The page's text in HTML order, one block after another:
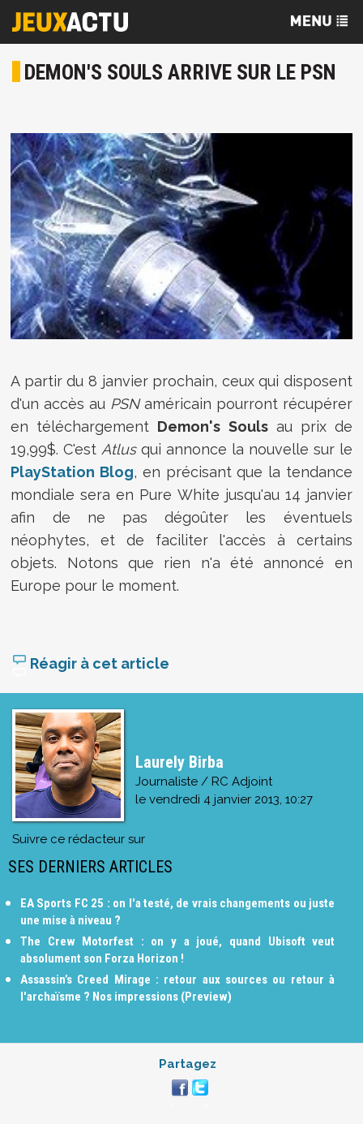
DEMON'S SOULS ARRIVE SUR LE PSN
A partir du 8 janvier prochain, ceux qui disposent
d'un accès au PSNaméricain pourront récupérer
en téléchargement Demon's Soulsau prix de
19,99$. C'est Atlusqui annonce la nouvelle sur le
PlayStation Blog, en précisant que la tendance
mondiale sera en Pure White jusqu'au 14 janvier
afin de ne pas dégoûter les éventuels
néophytes, et de faciliter l'accès à certains
objets. Notons que rien n'a été annoncé en
Europe pour le moment.
Réagir à cet article
Laurely Birba
Journaliste / RC Adjoint
le vendredi 4 janvier 2013, 10:27
Suivre ce rédacteur sur
SES DERNIERS ARTICLES
EA Sports FC 25 : on l'a testé, de vrais changements ou juste
une mise à niveau ?
The Crew Motorfest : on y a joué, quand Ubisoft veut
absolument son Forza Horizon !
Assassin’s Creed Mirage : retour aux sources ou retour à
l'archaïsme ? Nos impressions (Preview)
Partagez